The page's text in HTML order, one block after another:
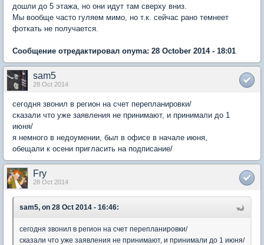
дошли до 5 этажа, но они идут там сверху вниз.
Мы вообще часто гуляем мимо, но т.к. сейчас рано темнеет
фоткать не получается.
Сообщение отредактировал onyma: 28 October 2014 - 18:01
sam5
28 Oct 2014
сегодня звонил в регион на счет перепланировки/
сказали что уже заявления не принимают, и принимали до 1
июня/
я немного в недоумении, был в офисе в начале июня,
обещали к осени пригласить на подписание/
Fry
28 Oct 2014
sam5, on 28 Oct 2014 - 16:46:
сегодня звонил в регион на счет перепланировки/
сказали что уже заявления не принимают, и принимали до 1 июня/